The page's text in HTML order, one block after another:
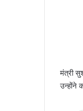
मंत्री
उन्होंने